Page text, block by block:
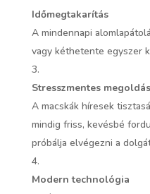
Időmegtakarítás
A mindennapi
vagy kéthetente egyszer
Stresszmentes
A macskák híresek
mindig friss, kevésbé
próbálja elvégezni a
Modern technológia